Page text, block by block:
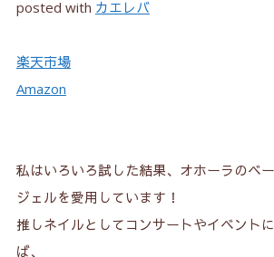
posted with カエレバ
楽天市場
Amazon
私はいろいろ試した結果、オホーラのベ
ジェルを愛用しています！
推しネイルとしてコンサートやイベント
ば、